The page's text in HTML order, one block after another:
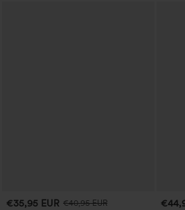
€35,95 EUR €40,95 EUR